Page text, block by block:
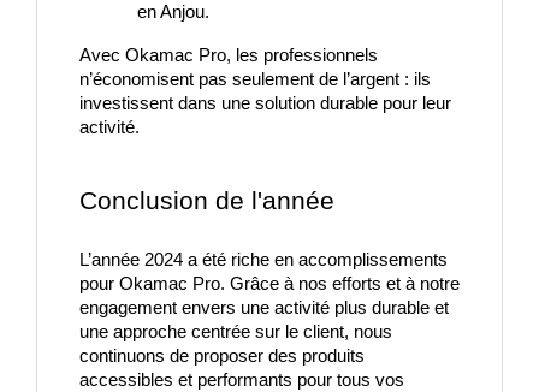
en Anjou.
Avec Okamac Pro, les professionnels
n’économisent pas seulement de l’argent : ils
investissent dans une solution durable pour leur
activité.
Conclusion de l'année
L’année 2024 a été riche en accomplissements
pour Okamac Pro. Grâce à nos efforts et à notre
engagement envers une activité plus durable et
une approche centrée sur le client, nous
continuons de proposer des produits
accessibles et performants pour tous vos